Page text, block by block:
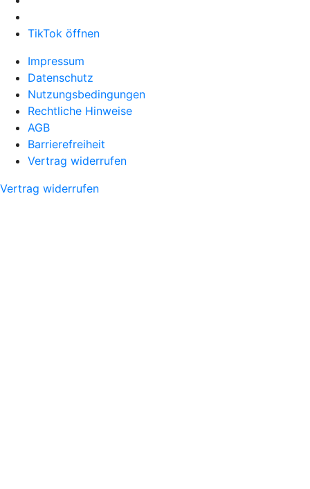
TikTok öffnen
Impressum
Datenschutz
Nutzungsbedingungen
Rechtliche Hinweise
AGB
Barrierefreiheit
Vertrag widerrufen
Vertrag widerrufen